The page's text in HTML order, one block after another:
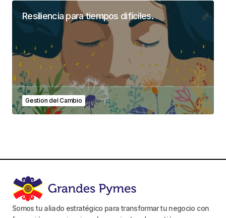
Resiliencia para tiempos difíciles.
Gestion del Cambio
Somos tu aliado estratégico para transformar tu negocio con